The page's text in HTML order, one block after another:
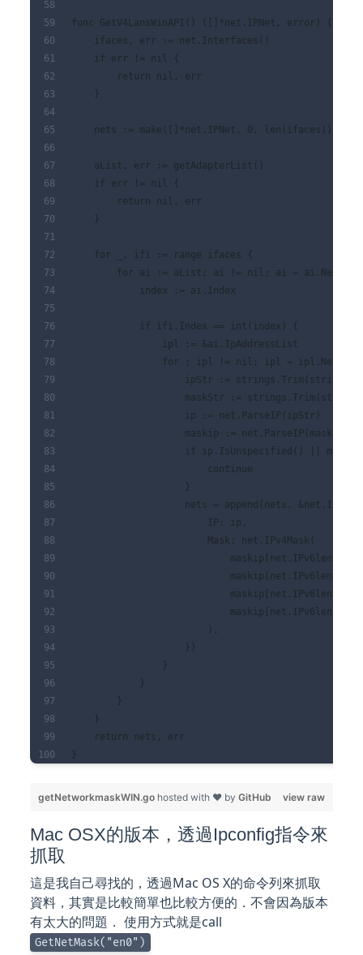
func GetV4LansWinAPI() ([]*net.IPNet, error) {
    ifaces, err := net.Interfaces()
    if err != nil {
        return nil, err
    }
    nets := make([]*net.IPNet, 0, len(ifaces))
    aList, err := getAdapterList()
    if err != nil {
        return nil, err
    }
    for _, ifi := range ifaces {
        for ai := aList; ai != nil; ai = ai.Next {
            index := ai.Index
            if ifi.Index == int(index) {
                ipl := &ai.IpAddressList
                for ; ipl != nil; ipl = ipl.Next {
ipStr :=
maskStr :=
                    ip := net.ParseIP(ipStr)
                    maskip := net.ParseIP(maskStr)
if ip.IsUnspecified() ||
                        continue
                    }
                    nets = append(nets, &net.IPNet{
                        IP: ip,
                        Mask: net.IPv4Mask(
maskip[net.IPv6len-
maskip[net.IPv6len-
maskip[net.IPv6len-
maskip[net.IPv6len-
                        ),
                    })
                }
            }
        }
    }
    return nets, err
}
view raw
getNetworkmaskWIN.go hosted with ❤ by GitHub
Mac OSX的版本，透過Ipconfig指令來
抓取
這是我自己尋找的，透過Mac OS X的命令列來抓取
資料，其實是比較簡單也比較方便的．不會因為版本
有太大的問題． 使用方式就是call
GetNetMask("en0")